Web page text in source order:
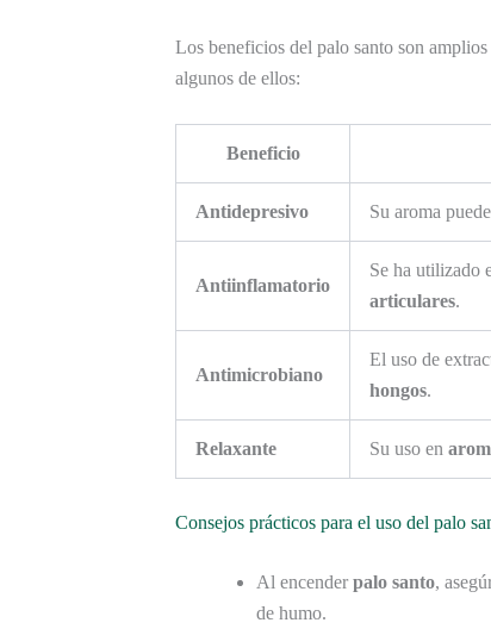
Los beneficios del palo santo son
algunos de ellos:
Beneficio
Antidepresivo Su aroma
Antiinflamatorio
Se ha utilizado
articulares.
Antimicrobiano
El uso de
hongos.
Relaxante Su uso en
Consejos prácticos para el uso del palo
Al encender palo santo,
de humo.